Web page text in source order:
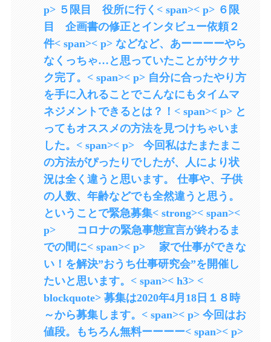
p> ５限目 役所に行く< span>< p> ６限
目 企画書の修正とインタビュー依頼２
件< span>< p> などなど、あーーーーやら
なくっちゃ…と思っていたことがサクサ
ク完了。< span>< p> 自分に合ったやり方
を手に入れることでこんなにもタイムマ
ネジメントできるとは？！< span>< p> と
ってもオススメの方法を見つけちゃいま
した。< span>< p> 今回私はたまたまこ
の方法がぴったりでしたが、人により状
況は全く違うと思います。 仕事や、子供
の人数、年齢などでも全然違うと思う。
ということで緊急募集< strong>< span><
p> コロナの緊急事態宣言が終わるま
での間に< span>< p> 家で仕事ができな
い！を解決”おうち仕事研究会”を開催し
たいと思います。< span>< h3> <
blockquote> 募集は2020年4月18日１８時
～から募集します。< span>< p> 今回はお
値段。もちろん無料ーーーー< span>< p>